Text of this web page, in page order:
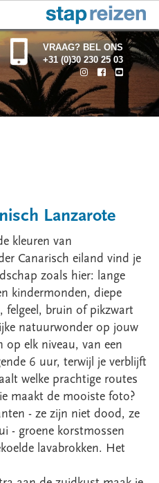
VRAAG? BEL ONS
+31 (0)30 230 25 03
Lanzarote
kleuren van
Canarisch eiland vind je
zoals hier: lange
kindermonden, diepe
felgeel, bruin of pikzwart
natuurwonder op jouw
op elk niveau, van een
6 uur, terwijl je verblijft
welke prachtige routes
maakt de mooiste foto?
- ze zijn niet dood, ze
- groene korstmossen
lavabrokken. Het